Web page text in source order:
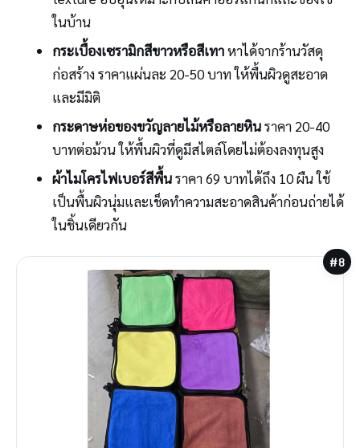
ในบ้าน
กระเบื้องเซรามิกสีขาวหรือสีเทาหาได้จากร้านวัสดุ
ก่อสร้าง ราคาแผ่นละ 20-50 บาท ให้พื้นผิวดูสะอาด
และมีมิติ
กระดาษห่อของขวัญลายไม้หรือลายหินราคา 20-40
บาทต่อม้วน ให้พื้นผิวที่ดูมีสไตล์โดยไม่ต้องลงทุนสูง
ผ้าไมโครไฟเบอร์สีพื้นราคา 69 บาทได้ถึง 10 ผืน ใช้
เป็นพื้นผิวนุ่มและเช็ดทำความสะอาดสินค้าก่อนถ่ายได้
ในชิ้นเดียวกัน
#8